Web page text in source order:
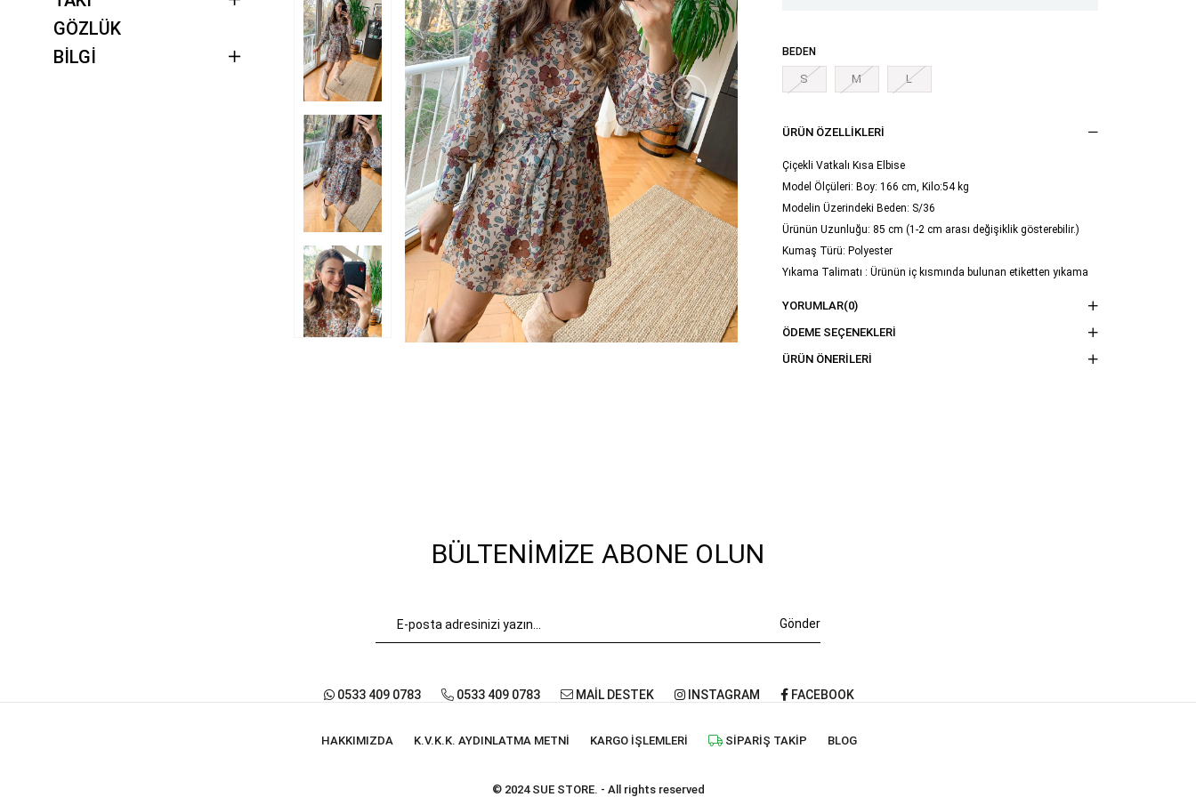
GÖZLÜK
BİLGİ
›
BEDEN
S M L
ÜRÜN ÖZELLIKLERI
Çiçekli Vatkalı Kısa Elbise
Model Ölçüleri: Boy: 166 cm, Kilo:54 kg
Modelin Üzerindeki Beden: S/36
Ürünün Uzunluğu: 85 cm (1-2 cm arası değişiklik gösterebilir.)
Kumaş Türü: Polyester
Yıkama Talimatı : Ürünün iç kısmında bulunan etiketten yıkama
YORUMLAR(0)
ÖDEME SEÇENEKLERI
ÜRÜN ÖNERILERI
BÜLTENIMIZE ABONE OLUN
Gönder
0533 409 0783 0533 409 0783 MAİL DESTEK INSTAGRAM FACEBOOK
HAKKIMIZDA K.V.K.K. AYDINLATMA METNI KARGO İŞLEMLERI SIPARIŞ TAKIP BLOG
© 2024 SUE STORE. - All rights reserved